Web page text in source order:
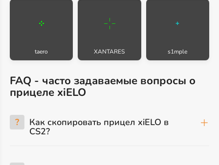
taero XANTARES s1mple
FAQ - часто задаваемые вопросы о
прицеле xiELO
? Как скопировать прицел xiELO в
CS2?